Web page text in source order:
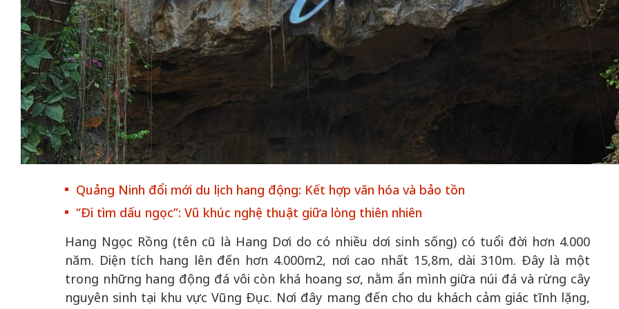
Quảng Ninh đổi mới du lịch hang động: Kết hợp văn hóa và bảo tồn
“Đi tìm dấu ngọc”: Vũ khúc nghệ thuật giữa lòng thiên nhiên
Hang Ngọc Rồng (tên cũ là Hang Dơi do có nhiều dơi sinh sống) có tuổi đời hơn 4.000
năm. Diện tích hang lên đến hơn 4.000m2, nơi cao nhất 15,8m, dài 310m. Đây là một
trong những hang động đá vôi còn khá hoang sơ, nằm ẩn mình giữa núi đá và rừng cây
nguyên sinh tại khu vực Vũng Đục. Nơi đây mang đến cho du khách cảm giác tĩnh lặng,
50 năm Việt Nam gia
nhập UNESCO: Khơi
nguồn nội lực văn hóa,
định hình vị thế kiến
tạo | Kỳ 4: Sáng kiến
làm nên diện mạo mới
50 năm Việt Nam gia
nguồn nội lực văn hóa,
định hình vị thế kiến
tạo | Kỳ 3: Hội nhập
quốc tế bằng bản lĩnh
Việt Nam
nguồn nội lực văn hóa,
định hình vị thế kiến
tạo | Kỳ 1: Khát vọng
hòa bình thể hiện trong
quyết định lịch sử
50 năm Việt
nhập
nguồn nội lực,
vị thế kiến
Chuyển hóa